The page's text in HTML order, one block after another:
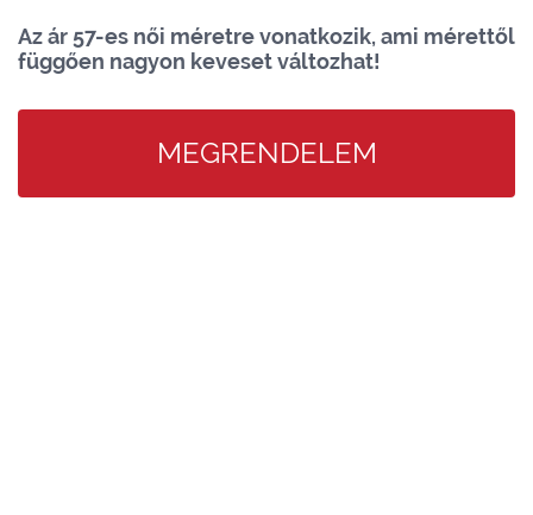
Az ár 57-es női méretre vonatkozik, ami mérettől
függően nagyon keveset változhat!
MEGRENDELEM